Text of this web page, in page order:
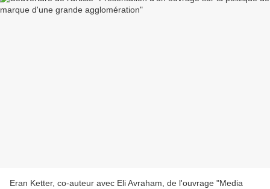
Eran Ketter, co-auteur avec Eli Avraham, de l'ouvrage "Media